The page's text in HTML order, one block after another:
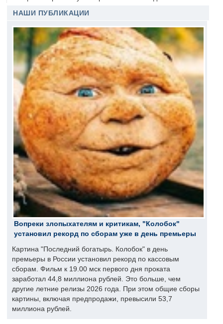
НАШИ ПУБЛИКАЦИИ
Вопреки злопыхателям и критикам, "Колобок"
установил рекорд по сборам уже в день премьеры
Картина "Последний богатырь. Колобок" в день
премьеры в России установил рекорд по кассовым
сборам. Фильм к 19.00 мск первого дня проката
заработал 44,8 миллиона рублей. Это больше, чем
другие летние релизы 2026 года. При этом общие сборы
картины, включая предпродажи, превысили 53,7
миллиона рублей.